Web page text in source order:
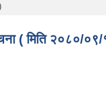
( मिति २०८०/